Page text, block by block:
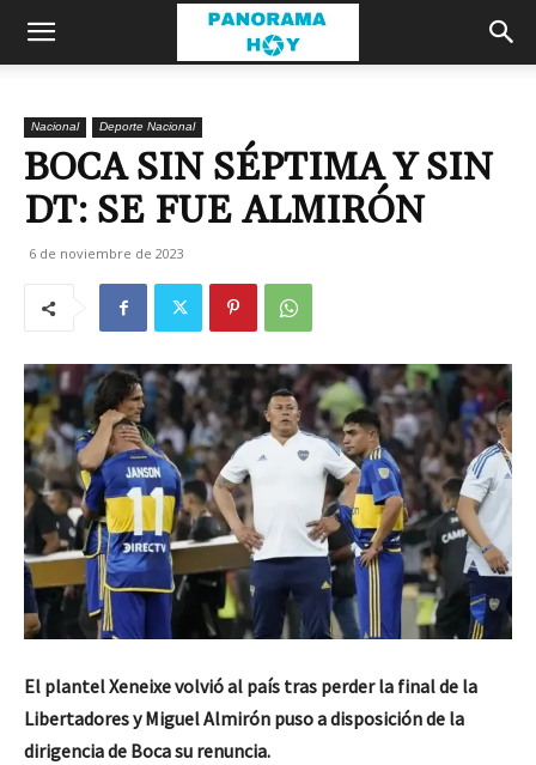
Nacional Deporte Nacional
BOCA SIN SÉPTIMA Y SIN
DT: SE FUE ALMIRÓN
6 de noviembre de 2023
El plantel Xeneixe volvió al país tras perder la final de la
Libertadores y Miguel Almirón puso a disposición de la
dirigencia de Boca su renuncia.